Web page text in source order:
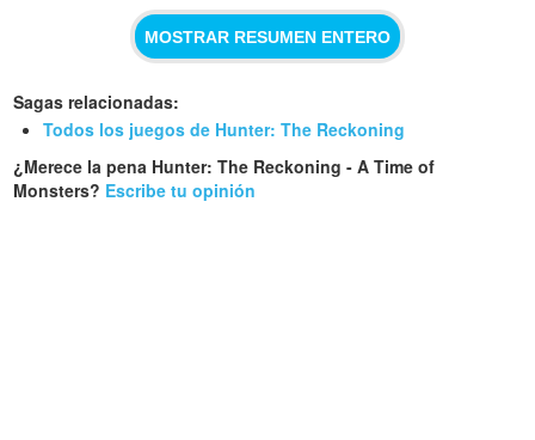
MOSTRAR RESUMEN ENTERO
Sagas relacionadas:
Todos los juegos de Hunter: The Reckoning
¿Merece la pena Hunter: The Reckoning - A Time of
Monsters? Escribe tu opinión